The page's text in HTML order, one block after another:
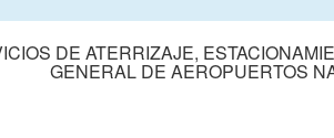
DE ATERRIZAJE,
GENERAL DE AEROPUERTOS